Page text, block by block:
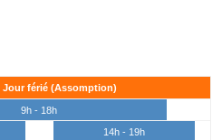
Jour férié (Assomption)
9h - 18h
14h - 19h